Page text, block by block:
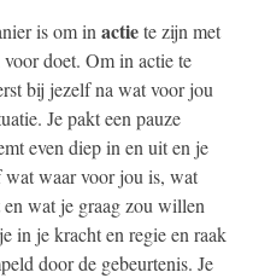
is om in actie te zijn met
doet. Om in actie te
bij jezelf na wat voor jou
Je pakt een pauze
even diep in en uit en je
wat waar voor jou is, wat
wat je graag zou willen
in je kracht en regie en raak
door de gebeurtenis. Je